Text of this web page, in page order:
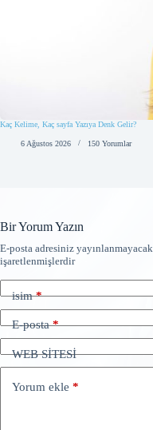
Kaç Kelime, Kaç sayfa Yazıya Denk Gelir?
6 Ağustos 2026 150 Yorumlar
Bir Yorum Yazın
E-posta adresiniz yayınlanmayacak.
işaretlenmişlerdir
isim*
E-posta*
WEB SİTESİ
Yorum ekle *